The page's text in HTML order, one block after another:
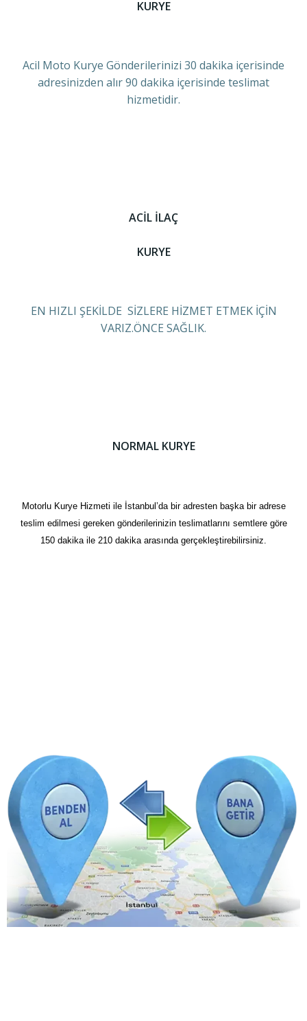
KURYE
Acil Moto Kurye Gönderilerinizi 30 dakika içerisinde
adresinizden alır 90 dakika içerisinde teslimat
hizmetidir.
ACİL İLAÇ
KURYE
EN HIZLI ŞEKİLDE SİZLERE HİZMET ETMEK İÇİN
VARIZ.ÖNCE SAĞLIK.
NORMAL KURYE
Motorlu Kurye Hizmeti ile İstanbul’da bir adresten başka bir adrese
teslim edilmesi gereken gönderilerinizin teslimatlarını semtlere göre
150 dakika ile 210 dakika arasında gerçekleştirebilirsiniz.